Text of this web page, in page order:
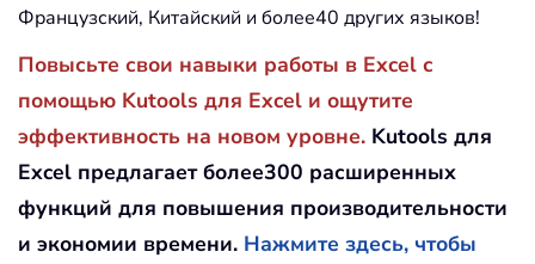
Французский, Китайский и более40 других языков!
Повысьте свои навыки работы в Excel с
помощью Kutools для Excel и ощутите
эффективность на новом уровне. Kutools для
Excel предлагает более300 расширенных
функций для повышения производительности
и экономии времени. Нажмите здесь, чтобы